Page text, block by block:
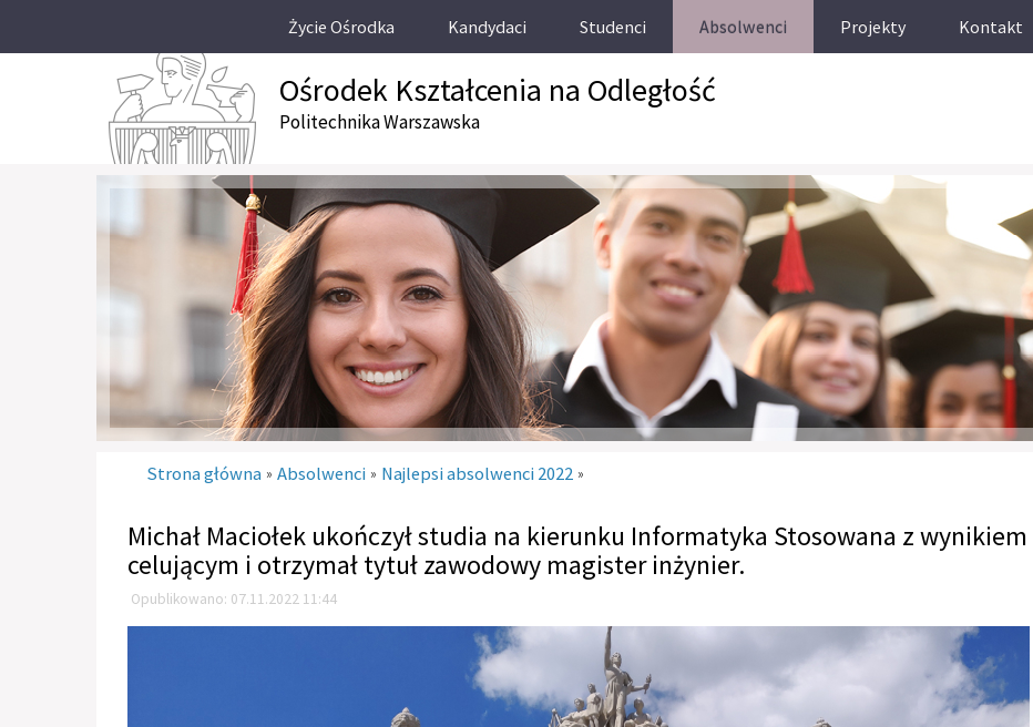
Życie Ośrodka Kandydaci Studenci Absolwenci Projekty Kontakt
Ośrodek Kształcenia na Odległość
Politechnika Warszawska
Strona główna » Absolwenci » Najlepsi absolwenci 2022 »
Michał Maciołek ukończył studia na kierunku Informatyka Stosowana z wynikiem
celującym i otrzymał tytuł zawodowy magister inżynier.
Opublikowano: 07.11.2022 11:44